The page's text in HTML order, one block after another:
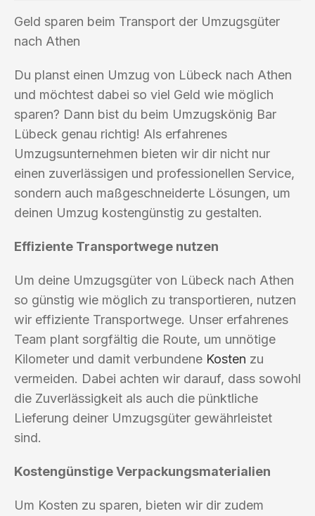
Geld sparen beim Transport der Umzugsgüter
nach Athen
Du planst einen Umzug von Lübeck nach Athen
und möchtest dabei so viel Geld wie möglich
sparen? Dann bist du beim Umzugskönig Bar
Lübeck genau richtig! Als erfahrenes
Umzugsunternehmen bieten wir dir nicht nur
einen zuverlässigen und professionellen Service,
sondern auch maßgeschneiderte Lösungen, um
deinen Umzug kostengünstig zu gestalten.
Effiziente Transportwege nutzen
Um deine Umzugsgüter von Lübeck nach Athen
so günstig wie möglich zu transportieren, nutzen
wir effiziente Transportwege. Unser erfahrenes
Team plant sorgfältig die Route, um unnötige
Kilometer und damit verbundene Kosten zu
vermeiden. Dabei achten wir darauf, dass sowohl
die Zuverlässigkeit als auch die pünktliche
Lieferung deiner Umzugsgüter gewährleistet
sind.
Kostengünstige Verpackungsmaterialien
Um Kosten zu sparen, bieten wir dir zudem